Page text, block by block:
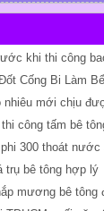
khi thi công
Cống Bi Làm
nhiêu mới chịu
công tấm bê
300 thoát nước
trụ bê tông hợp lý
mương bê tông